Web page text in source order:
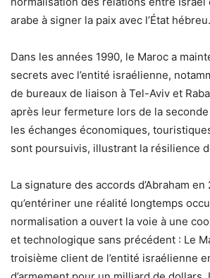
arabe à signer la paix avec l’État hébreu.
Dans les années 1990, le Maroc a
secrets avec l’entité israélienne,
de bureaux de liaison à Tel-Aviv et
après leur fermeture lors de la
les échanges économiques,
sont poursuivis, illustrant la résilience
La signature des accords d’Abraham en
qu’entériner une réalité longtemps
normalisation a ouvert la voie à une
et technologique sans précédent : Le
troisième client de l’entité israélienne